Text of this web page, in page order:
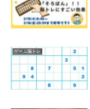
ゲーム脳トレ